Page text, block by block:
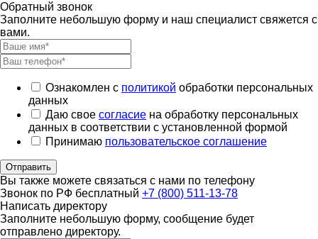
Обратный звонок
Заполните небольшую форму и наш специалист свяжется с
вами.
Ознакомлен с политикой обработки персональных
данных
Даю свое согласие на обработку персональных
данных в соответствии с установленной формой
Принимаю пользовательское соглашение
Отправить
Вы также можете связаться с нами по телефону
Звонок по РФ бесплатный +7 (800) 511-13-78
Написать директору
Заполните небольшую форму, сообщение будет
отправлено директору.